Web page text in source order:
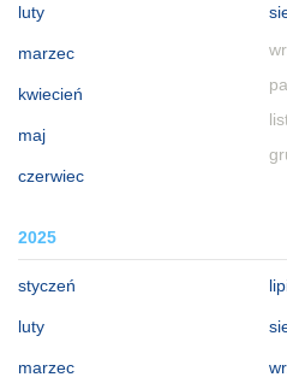
luty
marzec
kwiecień
maj
czerwiec
2025
styczeń
luty
marzec